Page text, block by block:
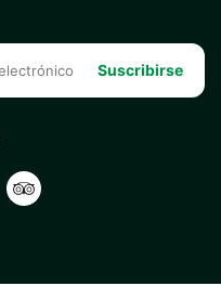
Suscribirse